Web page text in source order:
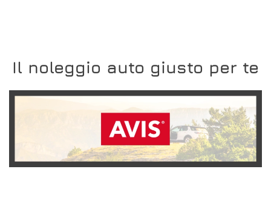
Il noleggio auto giusto per te
SCOPRI L'OFFERTA